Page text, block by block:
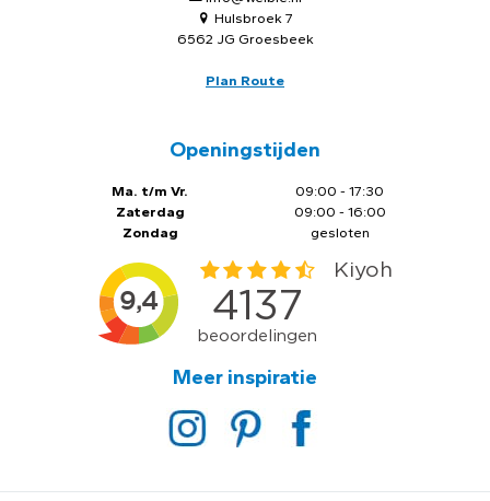
Hulsbroek 7
6562 JG Groesbeek
Plan Route
Openingstijden
Ma. t/m Vr.
Zaterdag
Zondag
09:00 - 17:30
09:00 - 16:00
gesloten
Meer inspiratie